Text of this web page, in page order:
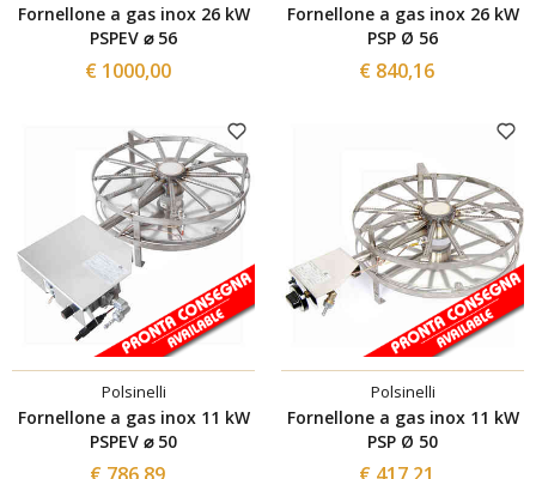
Fornellone a gas inox 26 kW
PSPEV ⌀ 56
€ 1000,00
Fornellone a gas inox 26 kW
PSP Ø 56
€ 840,16
Polsinelli
Fornellone a gas inox 11 kW
PSPEV ⌀ 50
€ 786,89
Polsinelli
Fornellone a gas inox 11 kW
PSP Ø 50
€ 417,21